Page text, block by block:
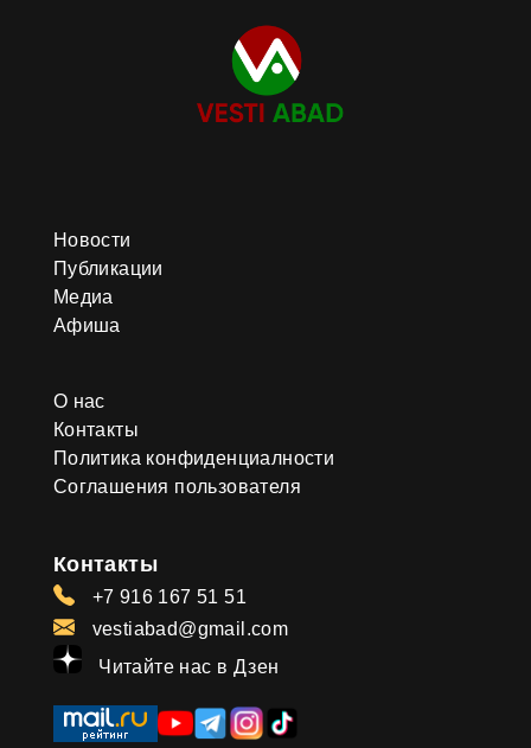
Новости
Публикации
Медиа
Афиша
О нас
Контакты
Политика конфиденциалности
Соглашения пользователя
Контакты
+7 916 167 51 51
vestiabad@gmail.com
Читайте нас в Дзен